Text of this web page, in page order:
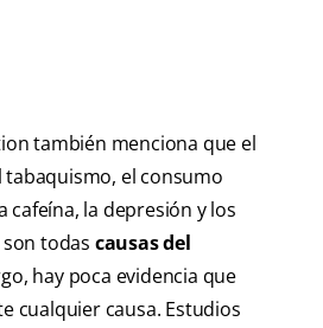
también menciona que el
tabaquismo, el consumo
cafeína, la depresión y los
todas causas del
hay poca evidencia que
cualquier causa. Estudios